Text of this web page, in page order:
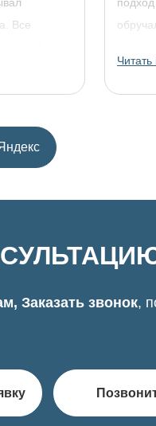
Все
Заказать звонок,